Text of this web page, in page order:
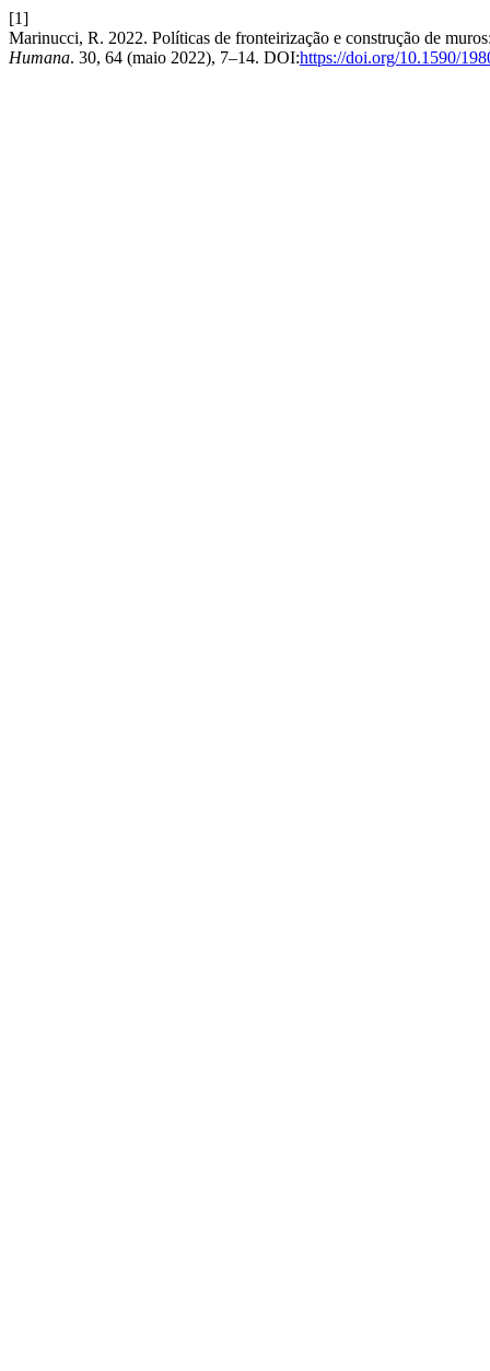
[1]
Marinucci, R. 2022. Políticas de fronteirização e construção de
Humana. 30, 64 (maio 2022), 7–14. DOI:https://doi.org/10.1590/